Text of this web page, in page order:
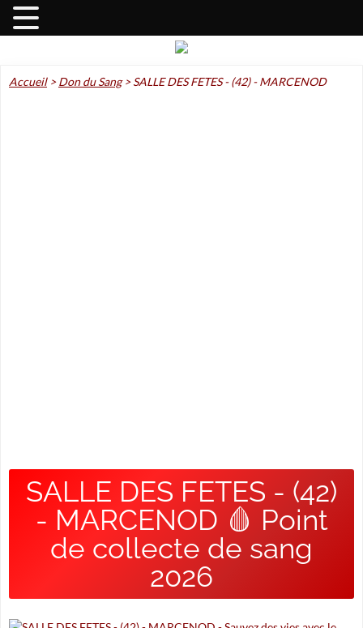
Accueil>Don du Sang>SALLE DES FETES - (42) - MARCENOD
SALLE DES FETES - (42)
- MARCENOD 🩸 Point
de collecte de sang
2026